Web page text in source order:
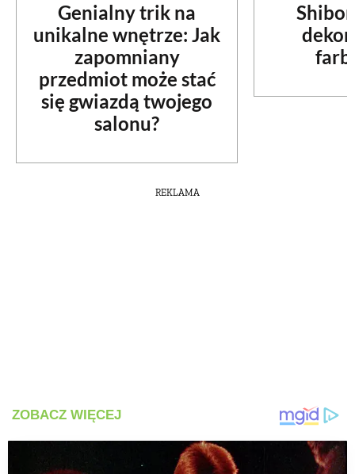
Genialny trik na
unikalne wnętrze: Jak
zapomniany
przedmiot może stać
się gwiazdą twojego
salonu?
REKLAMA